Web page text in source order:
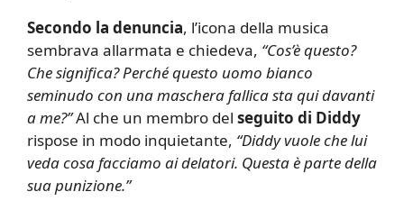
Secondo la denuncia, l’icona della musica
sembrava allarmata e chiedeva, “Cos’è questo?
Che significa? Perché questo uomo bianco
seminudo con una maschera fallica sta qui davanti
a me?”Al che un membro del seguito di Diddy
rispose in modo inquietante, “Diddy vuole che lui
veda cosa facciamo ai delatori. Questa è parte della
sua punizione.”